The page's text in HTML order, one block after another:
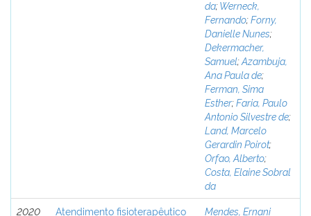
da;Werneck,
Fernando;Forny,
Danielle Nunes;
Dekermacher,
Samuel;Azambuja,
Ana Paula de;
Ferman, Sima
Esther;Faria, Paulo
Antonio Silvestre de;
Land, Marcelo
Gerardin Poirot;
Orfao, Alberto;
Costa, Elaine Sobral
da
2020
Atendimento fisioterapêutico Mendes, Ernani